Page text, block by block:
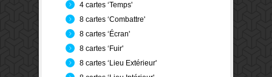
4 cartes ‘Temps'
8 cartes ‘Combattre'
8 cartes ‘Écran'
8 cartes ‘Fuir'
8 cartes ‘Lieu Extérieur'